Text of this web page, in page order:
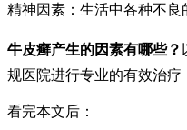
精神因素：生活中各种不良
牛皮癣产生的因素有哪些？
规医院进行专业的有效治疗
看完本文后：